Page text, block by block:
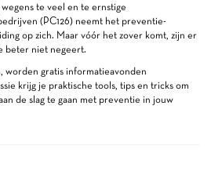
te veel en te ernstige
(PC126) neemt het preventie-
op zich. Maar vóór het zover komt, zijn er
beter niet negeert.
gratis informatieavonden
krijg je praktische tools, tips en tricks om
de slag te gaan met preventie in jouw